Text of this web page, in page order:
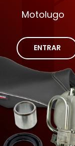
Motolugo
ENTRAR